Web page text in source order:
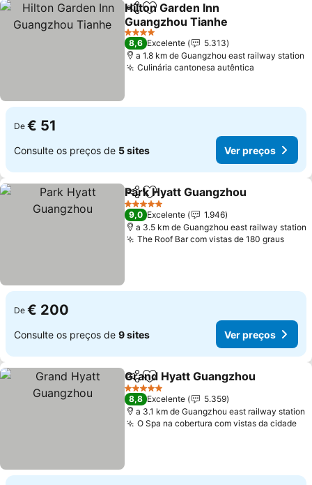
PartilharAdicionar aos favoritos
Hilton Garden Inn
Guangzhou Tianhe
Ver preços
4 Estrelas
8,6 Excelente
5.313
a 1.8 km de Guangzhou east railway station
Culinária cantonesa autêntica
De € 51
Consulte os preços de 5 sites Ver preços
PartilharAdicionar aos favoritos
Park Hyatt Guangzhou
5 Estrelas
9,0 Excelente
1.946
a 3.5 km de Guangzhou east railway station
The Roof Bar com vistas de 180 grausVer
De € 200
Consulte os preços de 9 sites Ver preços
PartilharAdicionar aos favoritos
Grand Hyatt Guangzhou
5 Estrelas
8,8 Excelente
5.359
a 3.1 km de Guangzhou east railway station
O Spa na cobertura com vistas da cidade